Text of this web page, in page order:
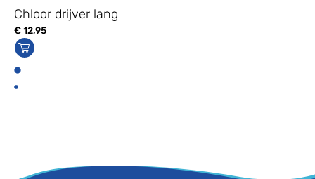
Chloor drijver lang
€12,95